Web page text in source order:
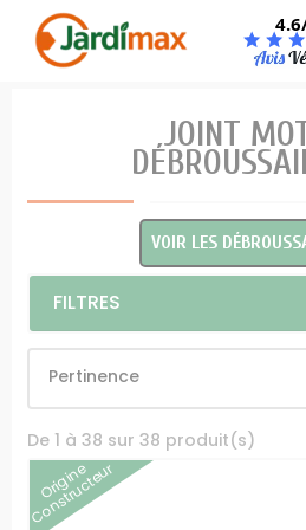
JOINT
VOIR LES
FILTRES
Pertinence
De 1 à 38 sur 38 produit(s)
Origine
Constructeur
Panneau de gestion des cookies